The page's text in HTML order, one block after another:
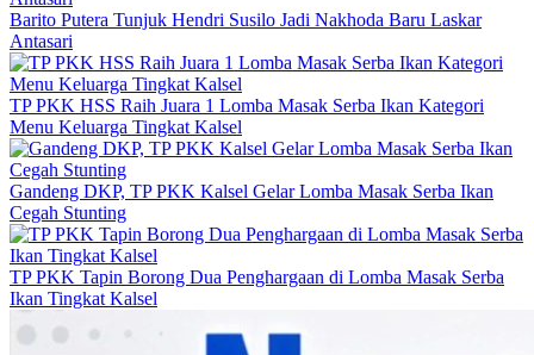
Barito Putera Tunjuk Hendri Susilo Jadi Nakhoda Baru Laskar
Antasari
TP PKK HSS Raih Juara 1 Lomba Masak Serba Ikan Kategori
Menu Keluarga Tingkat Kalsel
Gandeng DKP, TP PKK Kalsel Gelar Lomba Masak Serba Ikan
Cegah Stunting
TP PKK Tapin Borong Dua Penghargaan di Lomba Masak Serba
Ikan Tingkat Kalsel